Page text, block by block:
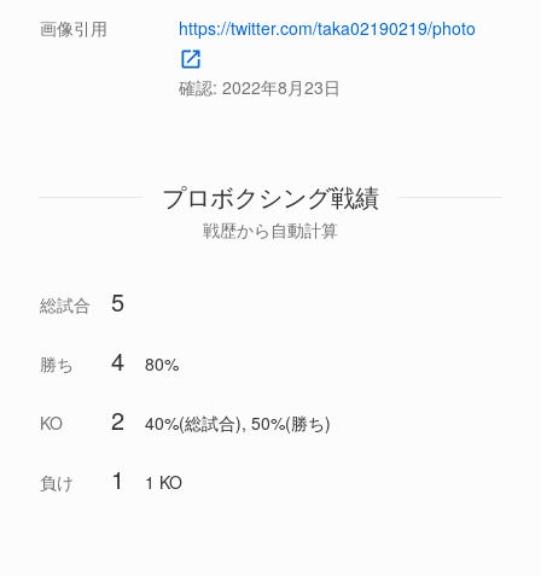
画像引用 https://twitter.com/taka02190219/photo
確認: 2022年8月23日
プロボクシング戦績
戦歴から自動計算
総試合 5
勝ち 4 80%
KO 2 40%(総試合), 50%(勝ち)
負け 1 1 KO